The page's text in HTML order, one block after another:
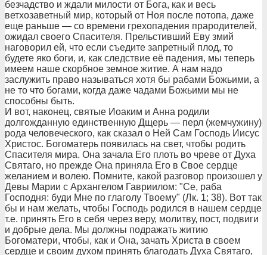
безчадство и ждали милости от Бога, как и весь
ветхозаветный мир, который от Ноя после потопа, даже
еще раньше — со времени грехопадения прародителей,
ожидал своего Спасителя. Прельстивший Еву змий
наговорил ей, что если съедите запретный плод, то
будете яко боги, и, как следствие её падения, мы теперь
имеем наше скорбное земное житие. А нам надо
заслужить право называться хотя бы рабами Божьими, а
не то что богами, когда даже чадами Божьими мы не
способны быть.
И вот, наконец, святые Иоаким и Анна родили
долгожданную единственную Дщерь — перл (жемчужину)
рода человеческого, как сказал о Ней Сам Господь Иисус
Христос. Богоматерь появилась на свет, чтобы родить
Спасителя мира. Она зачала Его плоть во чреве от Духа
Святаго, но прежде Она приняла Его в Свое сердце
желанием и волею. Помните, какой разговор произошел у
Девы Марии с Архангелом Гавриилом: "Се, раба
Господня: буди Мне по глаголу Твоему" (Лк. 1; 38). Вот так
бы и нам желать, чтобы Господь родился в нашем сердце
т.е. принять Его в себя через веру, молитву, пост, подвиги
и добрые дела. Мы должны подражать житию
Богоматери, чтобы, как и Она, зачать Христа в своем
сердце и своим духом принять благодать Духа Святаго,